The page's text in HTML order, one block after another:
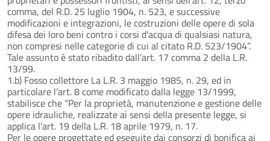
comma, del R.D. 25 luglio 1904, n. 523, e successive
modificazioni e integrazioni, le costruzioni delle opere di sola
difesa dei loro beni contro i corsi d'acqua di qualsiasi natura,
non compresi nelle categorie di cui al citato R.D. 523/1904”.
Tale assunto è stato ribadito dall’art. 17 comma 2 della L.R.
13/99.
1.b) Fosso collettore La L.R. 3 maggio 1985, n. 29, ed in
particolare l’art. 8 come modificato dalla legge 13/1999,
stabilisce che “Per la proprietà, manutenzione e gestione delle
opere idrauliche, realizzate ai sensi della presente legge, si
applica l'art. 19 della L.R. 18 aprile 1979, n. 17.
Per le opere progettate ed eseguite dai consorzi di bonifica ai